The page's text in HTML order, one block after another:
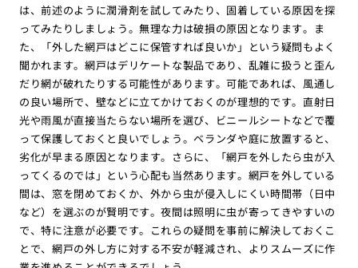
は、前述のように潤滑剤を試してみたり、固着している原因を探
ってみたりしましょう。無理な力は破損の原因となります。ま
た、「外した網戸はどこに保管すれば良いか」という疑問もよく
聞かれます。網戸はデリケートな製品であり、乱雑に扱うと歪ん
だり網が破れたりする可能性があります。可能であれば、風通し
の良い場所で、壁などに立てかけておくのが理想的です。直射日
光や雨風が直接当たらない場所を選び、ビニールシートなどで覆
って保護しておくと良いでしょう。ベランダや庭に放置すると、
劣化が早まる原因となります。さらに、「網戸を外したら虫が入
ってくるのでは」という心配も当然あります。網戸を外している
間は、窓を閉めておくか、外から虫が侵入しにくい時間帯（日中
など）を選ぶのが賢明です。夜間は照明に虫が寄ってきやすいの
で、特に注意が必要です。これらの疑問を事前に解決しておくこ
とで、網戸の外し方に対する不安が軽減され、よりスムーズに作